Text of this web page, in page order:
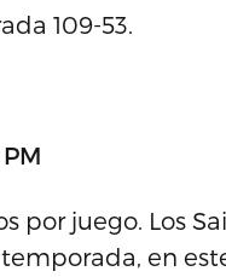
109-53.
por juego. Los
en